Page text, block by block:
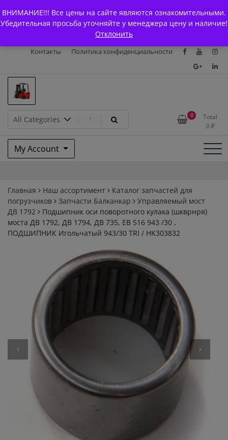
ВНИМАНИЕ!!! Все цены на сайте являются ознакомительными.
Убедительная просьба уточняйте у менеджера цену и наличие!
Отклонить
to
content
Главная
Магазин О Компании
Каталоги
Доставка и оплата
Контакты
Политика конфиденциальности
Запчасти для вилочых
погрузчиков и
электротележек Balkancar
0
Total
0 ₽
My Account
Главная Наш ассортимент
Каталог запчастей для
погрузчиков
Запчасти Балканкар
Управляемый мост
ДВ 1792
Подшипник оси поворотного кулака (шкврнря)
моста ДВ 1792, ДВ 1794, ДВ 735, ЕВ 516 943 /30 ,
ПОДШИПНИК Игольчатый 943/30 TRI / HK303832